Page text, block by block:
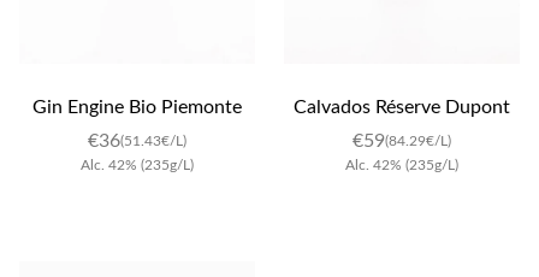
Gin Engine Bio Piemonte
€36(51.43€/L)
Alc. 42% (235g/L)
Calvados Réserve Dupont
€59(84.29€/L)
Alc. 42% (235g/L)